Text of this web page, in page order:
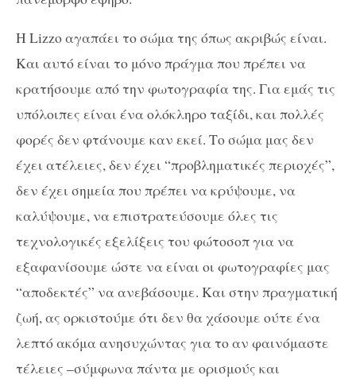
Η Lizzo αγαπάει το σώμα της όπως ακριβώς είναι.
Και αυτό είναι το μόνο πράγμα που πρέπει να
κρατήσουμε από την φωτογραφία της. Για εμάς τις
υπόλοιπες είναι ένα ολόκληρο ταξίδι, και πολλές
φορές δεν φτάνουμε καν εκεί. Το σώμα μας δεν
έχει ατέλειες, δεν έχει “προβληματικές περιοχές”,
δεν έχει σημεία που πρέπει να κρύψουμε, να
καλύψουμε, να επιστρατεύσουμε όλες τις
τεχνολογικές εξελίξεις του φώτοσοπ για να
εξαφανίσουμε ώστε να είναι οι φωτογραφίες μας
“αποδεκτές” να ανεβάσουμε. Και στην πραγματική
ζωή, ας ορκιστούμε ότι δεν θα χάσουμε ούτε ένα
λεπτό ακόμα ανησυχώντας για το αν φαινόμαστε
τέλειες –σύμφωνα πάντα με ορισμούς και